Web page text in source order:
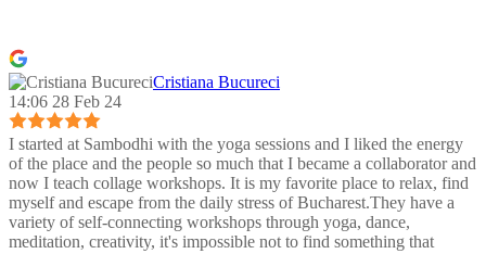
Cristiana Bucureci
14:06 28 Feb 24
I started at Sambodhi with the yoga sessions and I liked the energy
of the place and the people so much that I became a collaborator and
now I teach collage workshops. It is my favorite place to relax, find
myself and escape from the daily stress of Bucharest.They have a
variety of self-connecting workshops through yoga, dance,
meditation, creativity, it's impossible not to find something that